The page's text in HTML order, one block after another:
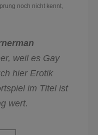
noch nicht kennt,
weil es Gay
hier Erotik
im Titel ist
wert.